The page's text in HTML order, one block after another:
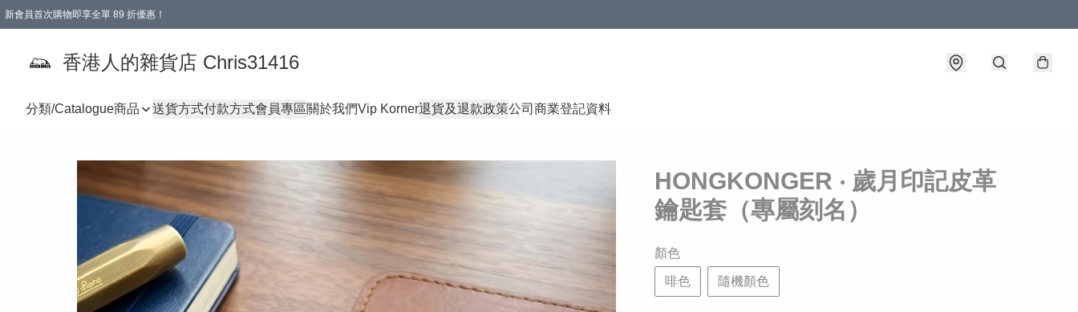
新會員首次購物即享全單 89 折優惠！
香港人的雜貨店 Chris31416
分類/Catalogue商品 送貨方式付款方式會員專區關於我們Vip Korner退貨及退款政策公司商業登記資料
HONGKONGER ‧ 歲月印記皮革
鑰匙套（專屬刻名）
顏色
啡色 隨機顏色